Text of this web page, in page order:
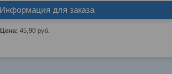
Информация для заказа
Цена: 45,90 руб.